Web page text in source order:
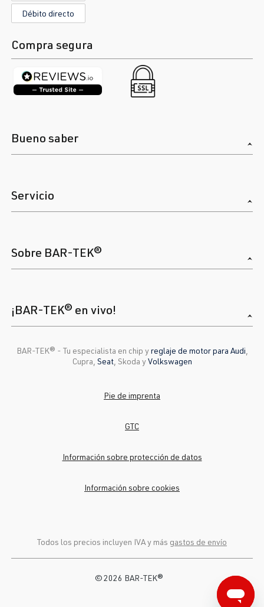
Débito directo
Compra segura
Bueno saber
Servicio
Sobre BAR-TEK®
¡BAR-TEK® en vivo!
BAR-TEK®️ - Tu especialista en chip yreglaje de motor para Audi
Cupra, Seat, Skoda yVolkswagen
Todos los precios incluyen IVA y más gastos de envío
Pie de imprenta
GTC
Información sobre protección de datos
Información sobre cookies
© 2026 BAR-TEK®